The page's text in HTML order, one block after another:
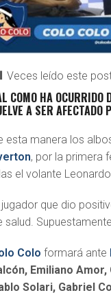
Veces leído este
COMO HA OCURRIDO
A SER AFECTADO
esta manera los
, por la primera
el volante
jugador que dio
salud.
Colo formará ante
Emiliano
Solari, Gabriel